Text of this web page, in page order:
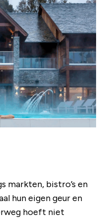
markten, bistro’s en
hun eigen geur en
hoeft niet